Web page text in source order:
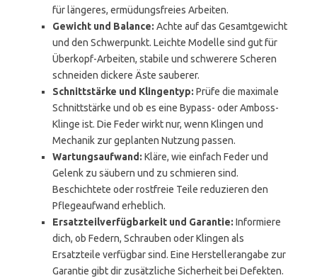
für längeres, ermüdungsfreies Arbeiten.
Gewicht und Balance: Achte auf das Gesamtgewicht
und den Schwerpunkt. Leichte Modelle sind gut für
Überkopf-Arbeiten, stabile und schwerere Scheren
schneiden dickere Äste sauberer.
Schnittstärke und Klingentyp: Prüfe die maximale
Schnittstärke und ob es eine Bypass- oder Amboss-
Klinge ist. Die Feder wirkt nur, wenn Klingen und
Mechanik zur geplanten Nutzung passen.
Wartungsaufwand: Kläre, wie einfach Feder und
Gelenk zu säubern und zu schmieren sind.
Beschichtete oder rostfreie Teile reduzieren den
Pflegeaufwand erheblich.
Ersatzteilverfügbarkeit und Garantie: Informiere
dich, ob Federn, Schrauben oder Klingen als
Ersatzteile verfügbar sind. Eine Herstellerangabe zur
Garantie gibt dir zusätzliche Sicherheit bei Defekten.